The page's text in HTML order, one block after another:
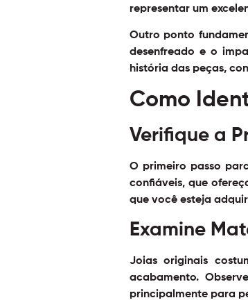
representar um
Outro ponto
desenfreado e o
história das peças,
Como
Verifique a
O primeiro passo
confiáveis, que
que você esteja
Examine
Joias originais
acabamento.
principalmente para